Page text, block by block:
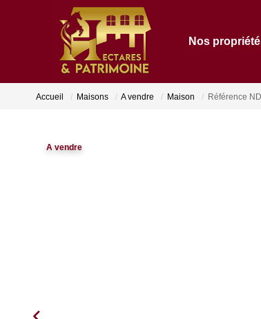
Nos
Accueil Maisons A vendre Maison Référence
A vendre